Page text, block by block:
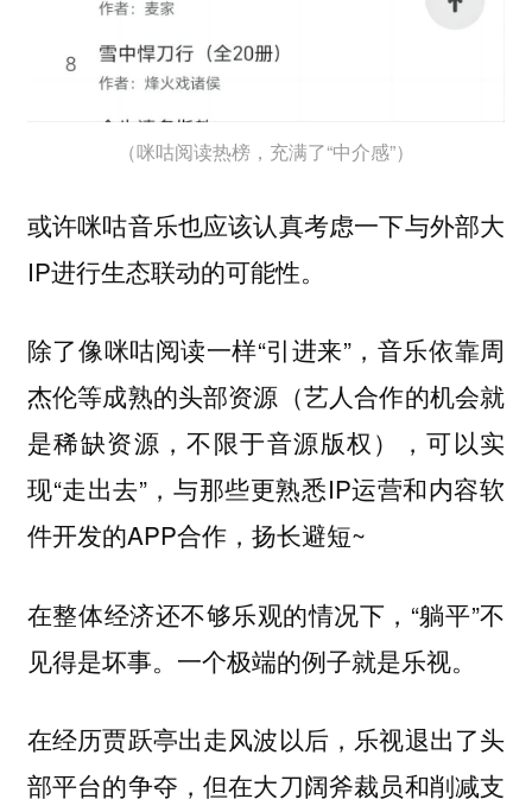
（咪咕阅读热榜，充满了“中介感”）
或许咪咕音乐也应该认真考虑一下与外部大
IP进行生态联动的可能性。
除了像咪咕阅读一样“引进来”，音乐依靠周
杰伦等成熟的头部资源（艺人合作的机会就
是稀缺资源，不限于音源版权），可以实
现“走出去”，与那些更熟悉IP运营和内容软
件开发的APP合作，扬长避短~
在整体经济还不够乐观的情况下，“躺平”不
见得是坏事。一个极端的例子就是乐视。
在经历贾跃亭出走风波以后，乐视退出了头
部平台的争夺，但在大刀阔斧裁员和削减支